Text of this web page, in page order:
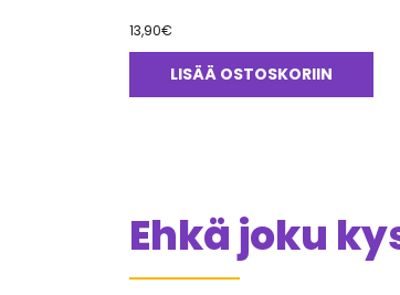
13,90€
LISÄÄ OSTOSKORIIN
Ehkä joku